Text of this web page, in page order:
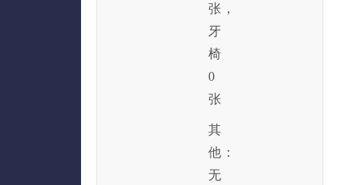
张，
牙
椅
0
张
其
他：
无